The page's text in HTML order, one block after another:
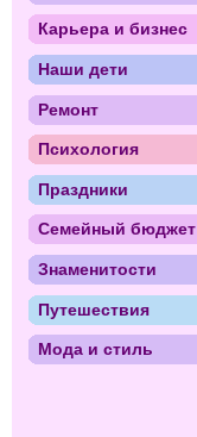
Карьера и бизнес
Наши дети
Ремонт
Психология
Праздники
Семейный бюджет
Знаменитости
Путешествия
Мода и стиль